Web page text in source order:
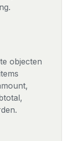
objecten